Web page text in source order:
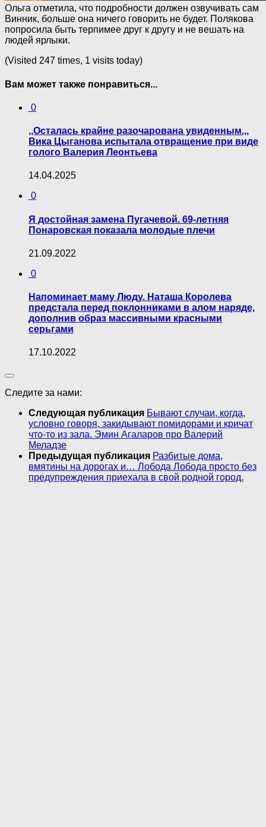
Ольга отметила, что подробности должен озвучивать сам
Винник, больше она ничего говорить не будет. Полякова
попросила быть терпимее друг к другу и не вешать на
людей ярлыки.
(Visited 247 times, 1 visits today)
Вам может также понравиться...
0
,,Осталась крайне разочарована увиденным.,,
Вика Цыганова испытала отвращение при виде
голого Валерия Леонтьева
14.04.2025
0
Я достойная замена Пугачевой. 69-летняя
Понаровская показала молодые плечи
21.09.2022
0
Напоминает маму Люду. Наташа Королева
предстала перед поклонниками в алом наряде,
дополнив образ массивными красными
серьгами
17.10.2022
Следите за нами:
Следующая публикация Бывают случаи, когда,
условно говоря, закидывают помидорами и кричат
что-то из зала. Эмин Агаларов про Валерий
Меладзе
Предыдущая публикация Разбитые дома,
вмятины на дорогах и… Лобода Лобода просто без
предупреждения приехала в свой родной город.